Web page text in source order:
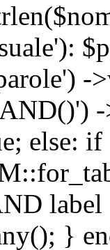
-
else:
}